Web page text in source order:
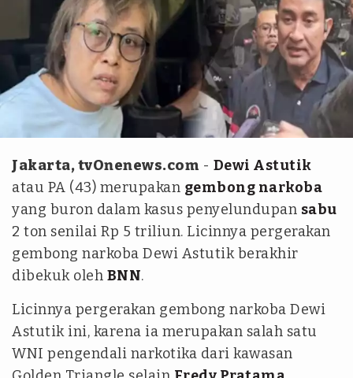
istimewa
Jakarta, tvOnenews.com - Dewi Astutik
atau PA (43) merupakan gembong narkoba
yang buron dalam kasus penyelundupan sabu
2 ton senilai Rp 5 triliun. Licinnya pergerakan
gembong narkoba Dewi Astutik berakhir
dibekuk oleh BNN.
Licinnya pergerakan gembong narkoba Dewi
Astutik ini, karena ia merupakan salah satu
WNI pengendali narkotika dari kawasan